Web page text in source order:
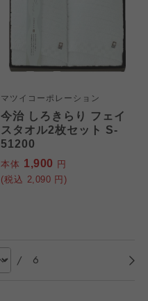
マツイコーポレーション
今治 しろきらり フェイ
スタオル2枚セット S-
51200
本体 1,900 円
(税込 2,090 円)
/ 6